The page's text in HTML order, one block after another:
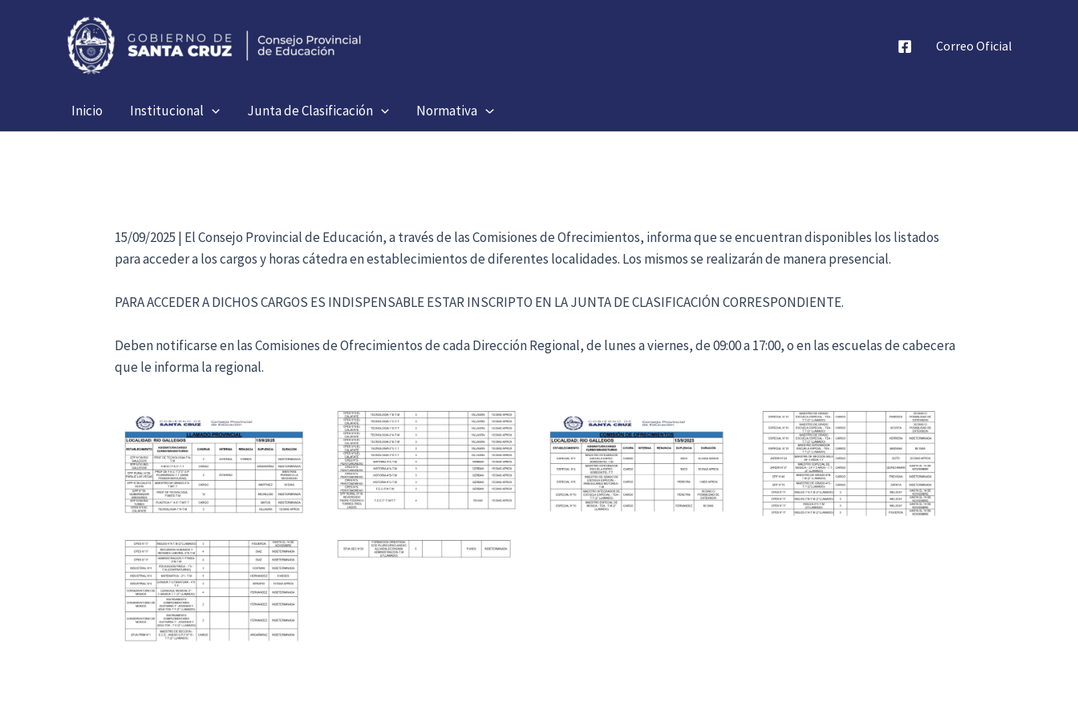
Correo Oficial
Inicio Institucional Junta de Clasificación Normativa
15/09/2025 | El Consejo Provincial de Educación, a través de las Comisiones de Ofrecimientos, informa que se encuentran disponibles los listados
para acceder a los cargos y horas cátedra en establecimientos de diferentes localidades. Los mismos se realizarán de manera presencial.
PARA ACCEDER A DICHOS CARGOS ES INDISPENSABLE ESTAR INSCRIPTO EN LA JUNTA DE CLASIFICACIÓN CORRESPONDIENTE.
Deben notificarse en las Comisiones de Ofrecimientos de cada Dirección Regional, de lunes a viernes, de 09:00 a 17:00, o en las escuelas de cabecera
que le informa la regional.